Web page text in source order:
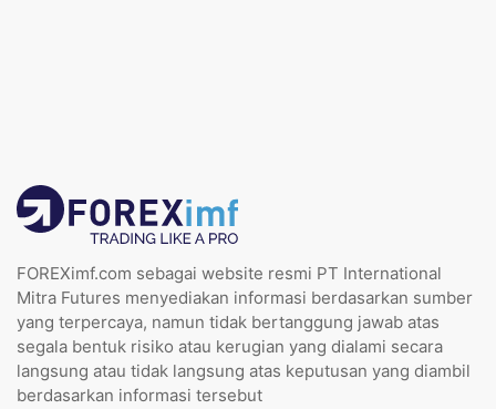
FOREXimf.com sebagai website resmi PT International
Mitra Futures menyediakan informasi berdasarkan sumber
yang terpercaya, namun tidak bertanggung jawab atas
segala bentuk risiko atau kerugian yang dialami secara
langsung atau tidak langsung atas keputusan yang diambil
berdasarkan informasi tersebut